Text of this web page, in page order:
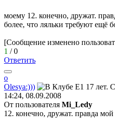
моему 12. конечно, дружат.
более, что ляльки требуют ещё
[Сообщение изменено
1 /0
Ответить
o
Olesya:)))
14:24, 08.09.2008
От пользователя Mi_Ledy
12. конечно, дружат. правда